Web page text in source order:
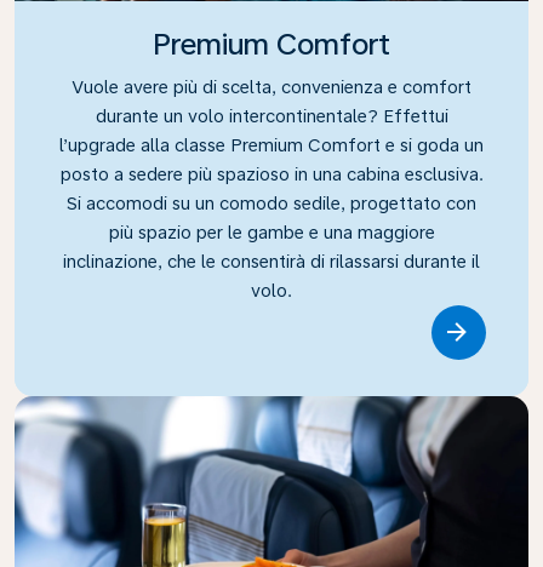
Premium Comfort
Vuole avere più di scelta, convenienza e comfort
durante un volo intercontinentale? Effettui
l’upgrade alla classe Premium Comfort e si goda un
posto a sedere più spazioso in una cabina esclusiva.
Si accomodi su un comodo sedile, progettato con
più spazio per le gambe e una maggiore
inclinazione, che le consentirà di rilassarsi durante il
volo.